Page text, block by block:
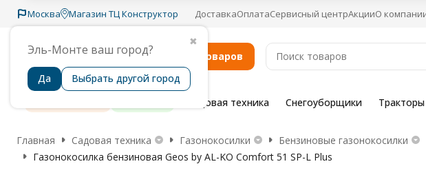
Москва
✖
Эль-Монте ваш город?
Да Выбрать другой город
Магазин ТЦ Конструктор ДоставкаОплатаСервисный центрАкцииО
Каталог товаров
Садовая техника Снегоуборщики
Главная Садовая техника Газонокосилки
Бензиновые газонокосилки
Газонокосилка бензиновая Geos by AL-KO Comfort 51 SP-L Plus